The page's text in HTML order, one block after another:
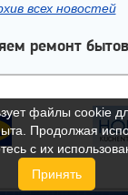
всех новостей
ремонт
файлы cookie
Продолжая
с их
Принять